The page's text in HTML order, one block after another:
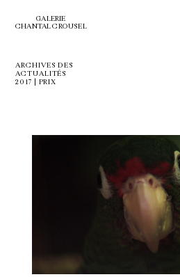
GALERIE
CHANTAL CROUSEL
ARCHIVES DES
ACTUALITÉS
2017 | PRIX